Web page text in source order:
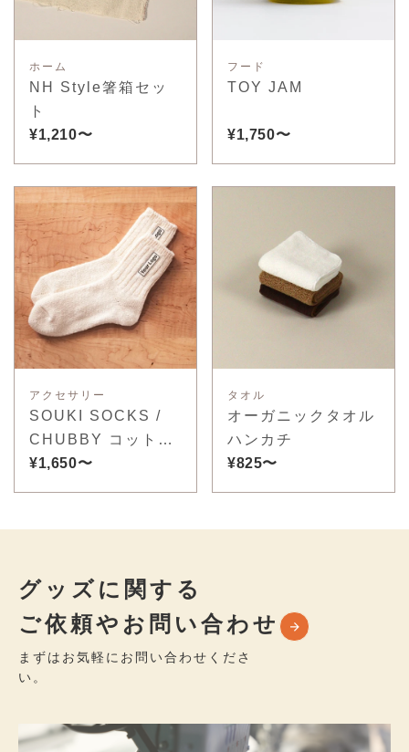
ホーム
NH Style箸箱セッ
ト
¥1,210〜
フード
TOY JAM
¥1,750〜
アクセサリー
SOUKI SOCKS /
CHUBBY コットン
スラブミックス
¥1,650〜
タオル
オーガニックタオル
ハンカチ
¥825〜
グッズに関する
ご依頼やお問い合わせ
まずはお気軽にお問い合わせくださ
い。